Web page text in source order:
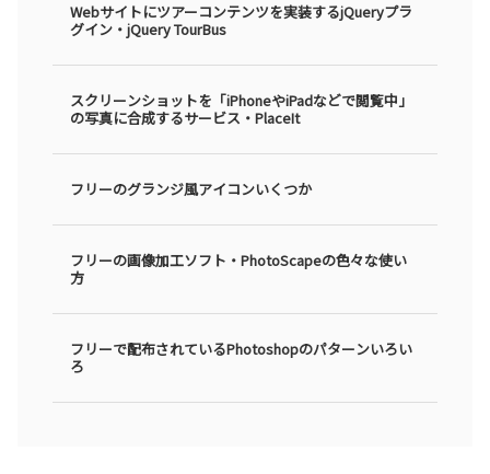
Webサイトにツアーコンテンツを実装するjQueryプラ
グイン・jQuery TourBus
スクリーンショットを「iPhoneやiPadなどで閲覧中」
の写真に合成するサービス・PlaceIt
フリーのグランジ風アイコンいくつか
フリーの画像加工ソフト・PhotoScapeの色々な使い
方
フリーで配布されているPhotoshopのパターンいろい
ろ